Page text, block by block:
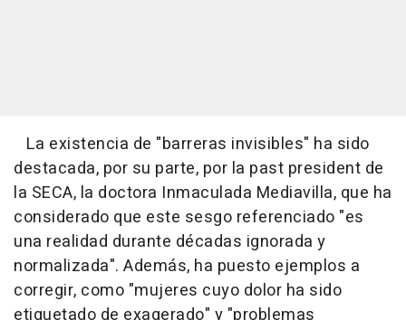
La existencia de "barreras invisibles" ha sido
destacada, por su parte, por la past president de
la SECA, la doctora Inmaculada Mediavilla, que ha
considerado que este sesgo referenciado "es
una realidad durante décadas ignorada y
normalizada". Además, ha puesto ejemplos a
corregir, como "mujeres cuyo dolor ha sido
etiquetado de exagerado" y "problemas